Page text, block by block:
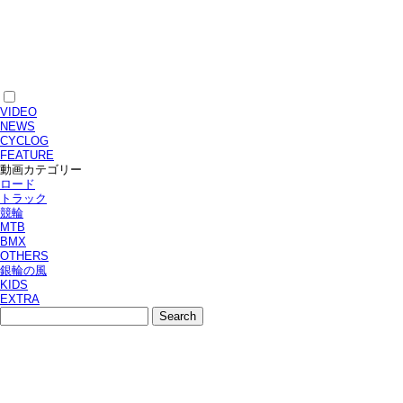
VIDEO
NEWS
CYCLOG
FEATURE
動画カテゴリー
ロード
トラック
競輪
MTB
BMX
OTHERS
銀輪の風
KIDS
EXTRA